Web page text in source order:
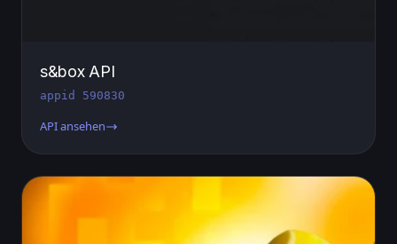
s&box API
appid 590830
API ansehen